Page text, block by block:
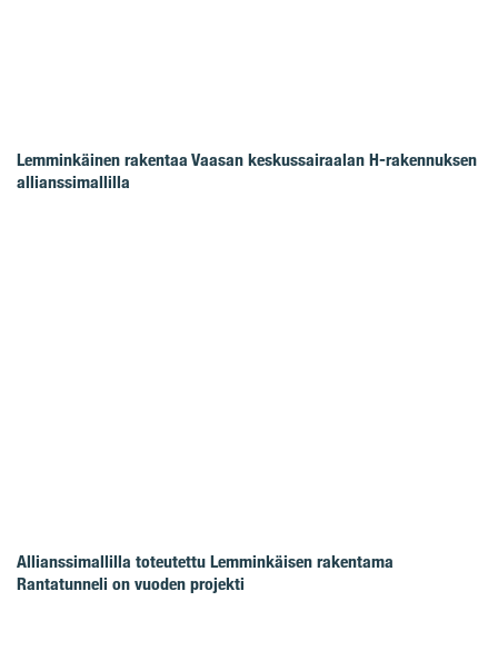
Lemminkäinen rakentaa Vaasan keskussairaalan H-rakennuksen
allianssimallilla
Allianssimallilla toteutettu Lemminkäisen rakentama
Rantatunneli on vuoden projekti